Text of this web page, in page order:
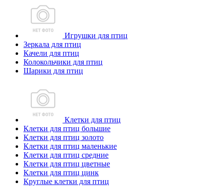
Игрушки для птиц
Зеркала для птиц
Качели для птиц
Колокольчики для птиц
Шарики для птиц
Клетки для птиц
Клетки для птиц большие
Клетки для птиц золото
Клетки для птиц маленькие
Клетки для птиц средние
Клетки для птиц цветные
Клетки для птиц цинк
Круглые клетки для птиц